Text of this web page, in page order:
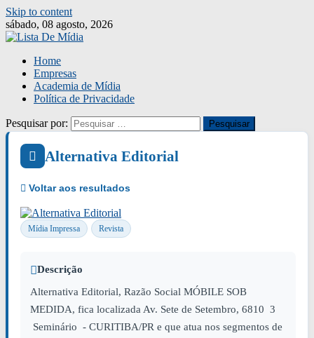
Skip to content
sábado, 08 agosto, 2026
Home
Empresas
Academia de Mídia
Política de Privacidade
Pesquisar por:
Alternativa Editorial
Mídia Impressa Revista
Descrição
Alternativa Editorial, Razão Social MÓBILE SOB
MEDIDA, fica localizada Av. Sete de Setembro, 6810 3
Seminário - CURITIBA/PR e que atua nos segmentos de